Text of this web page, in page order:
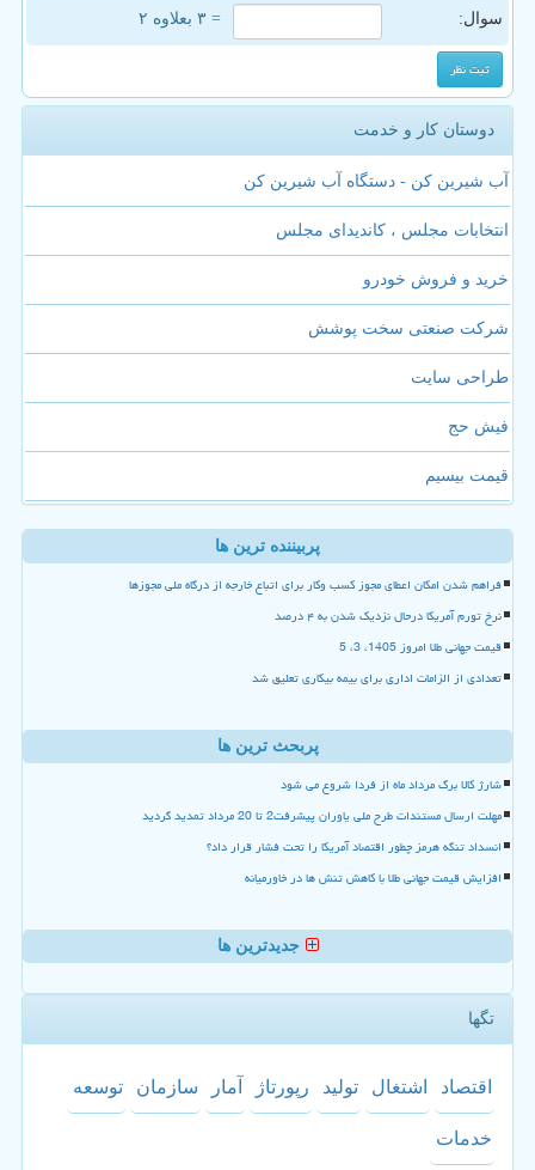
سوال: = ۳ بعلاوه ۲
دوستان کار و خدمت
آب شیرین کن - دستگاه آب شیرین کن
انتخابات مجلس ، کاندیدای مجلس
خرید و فروش خودرو
شرکت صنعتی سخت پوشش
طراحی سایت
فیش حج
قیمت بیسیم
پربیننده ترین ها
فراهم شدن امکان اعطای مجوز کسب وکار برای اتباع خارجه از درگاه ملی مجوزها
نرخ تورم آمریکا درحال نزدیک شدن به ۴ درصد
قیمت جهانی طلا امروز 1405، 3، 5
تعدادی از الزامات اداری برای بیمه بیکاری تعلیق شد
پربحث ترین ها
شارژ کالا برگ مرداد ماه از فردا شروع می شود
مهلت ارسال مستندات طرح ملی یاوران پیشرفت2 تا 20 مرداد تمدید گردید
انسداد تنگه هرمز چطور اقتصاد آمریکا را تحت فشار قرار داد؟
افزایش قیمت جهانی طلا با کاهش تنش ها در خاورمیانه
جدیدترین ها
تگها
اقتصاد اشتغال تولید رپورتاژ آمار سازمان توسعه
خدمات